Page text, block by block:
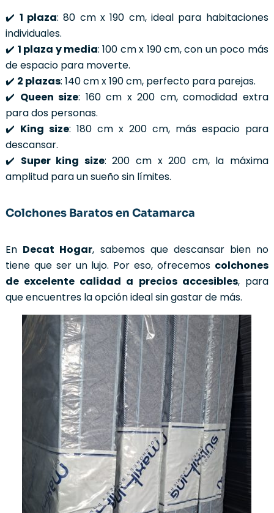
✔️ 1 plaza: 80 cm x 190 cm, ideal para habitaciones
individuales.
✔️ 1 plaza y media: 100 cm x 190 cm, con un poco más
de espacio para moverte.
✔️ 2 plazas: 140 cm x 190 cm, perfecto para parejas.
✔️ Queen size: 160 cm x 200 cm, comodidad extra
para dos personas.
✔️ King size: 180 cm x 200 cm, más espacio para
descansar.
✔️ Super king size: 200 cm x 200 cm, la máxima
amplitud para un sueño sin límites.
Colchones Baratos en Catamarca
En Decat Hogar, sabemos que descansar bien no
tiene que ser un lujo. Por eso, ofrecemos colchones
de excelente calidad a precios accesibles, para
que encuentres la opción ideal sin gastar de más.